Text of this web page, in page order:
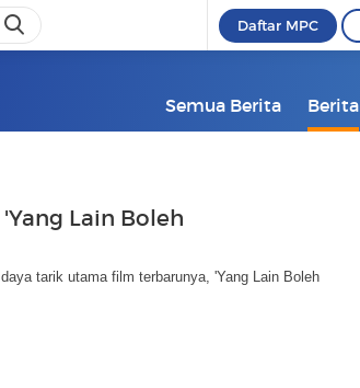
Daftar MPC
Semua Berita Berita
Lain Boleh
tarik utama film terbarunya, 'Yang Lain Boleh